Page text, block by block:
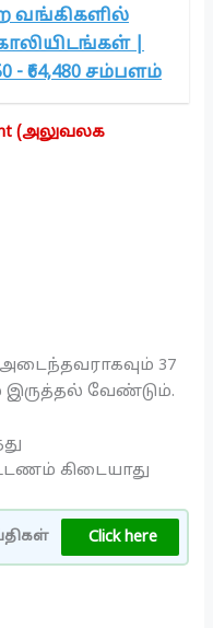
வங்கிகளில்
|
- ₹64,480 சம்பளம்
(அலுவலக
அடைந்தவராகவும் 37
இருத்தல் வேண்டும்.
கிடையாது
Click here